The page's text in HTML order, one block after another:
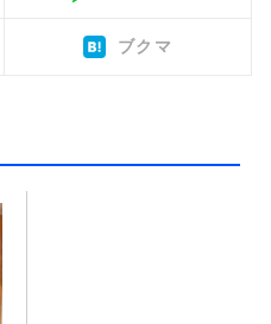
ブクマ